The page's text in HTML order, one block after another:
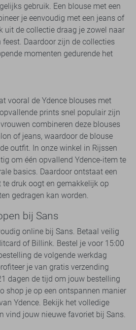
gebruik. Een blouse met een
je eenvoudig met een jeans of
uit de collectie draag je zowel naar
feest. Daardoor zijn de collecties
momenten gedurende het
vooral de Ydence blouses met
prints snel populair zijn
combineren deze blouses
of jeans, waardoor de blouse
outfit. In onze winkel in Rijssen
om één opvallend Ydence-item te
basics. Daardoor ontstaat een
druk oogt en gemakkelijk op
gedragen kan worden.
bij Sans
online bij Sans. Betaal veilig
of Billink. Bestel je voor 15:00
de volgende werkdag
je van gratis verzending
dagen de tijd om jouw bestelling
shop je op een ontspannen manier
Ydence. Bekijk het volledige
vind jouw nieuwe favoriet bij Sans.